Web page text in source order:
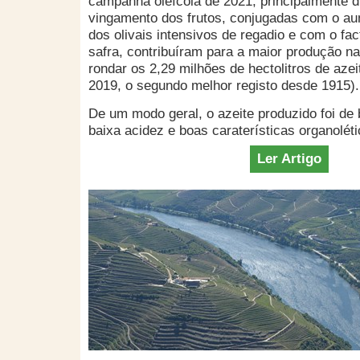
vingamento dos frutos, conjugadas com o
dos olivais intensivos de regadio e com o
safra, contribuíram para a maior produção
rondar os 2,29 milhões de hectolitros de
2019, o segundo melhor registo desde 1915).
De um modo geral, o azeite produzido foi de
baixa acidez e boas caraterísticas
Ler Artigo